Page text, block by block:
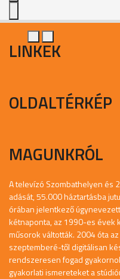
LINKEK
OLDALTÉRKÉP
MAGUNKRÓL
A televízó Szombathelyen és
adását, 55.000 háztartásba
órában jelentkező
kétnaponta, az 1990-es évek
műsorok váltották. 2004 óta
szeptemberé-től digitálisan
rendszeresen fogad
gyakorlati ismereteket a